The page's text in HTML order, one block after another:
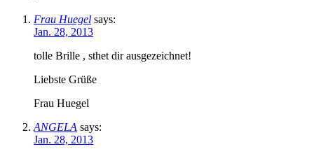
Frau Huegel says:
Jan. 28, 2013
tolle Brille , sthet dir ausgezeichnet!
Liebste Grüße
Frau Huegel
ANGELA says:
Jan. 28, 2013